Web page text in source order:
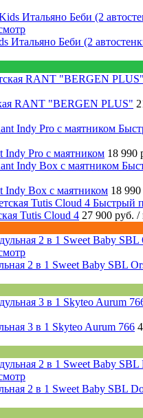
Итальяно Беби (2
RANT "BERGEN PLUS"
Indy Pro с маятником 18 990
Indy Box с маятником 18
Быстрый
Tutis Cloud 4 27 900 руб. /
2 в 1 Sweet Baby SBL
3 в 1 Skyteo Aurum 766
2 в 1 Sweet Baby SBL